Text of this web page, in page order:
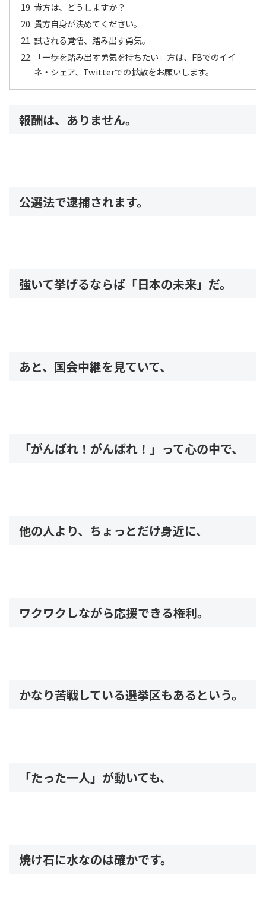
貴方は、どうしますか？
貴方自身が決めてください。
試される覚悟、踏み出す勇気。
「一歩を踏み出す勇気を持ちたい」方は、FBでのイイ
ネ・シェア、Twitterでの拡散をお願いします。
報酬は、ありません。
公選法で逮捕されます。
強いて挙げるならば「日本の未来」だ。
あと、国会中継を見ていて、
「がんばれ！がんばれ！」って心の中で、
他の人より、ちょっとだけ身近に、
ワクワクしながら応援できる権利。
かなり苦戦している選挙区もあるという。
「たった一人」が動いても、
焼け石に水なのは確かです。